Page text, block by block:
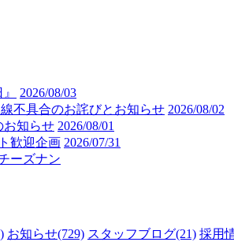
2026/08/03
線不具合のお詫びとお知らせ 2026/08/02
お知らせ 2026/08/01
歓迎企画 2026/07/31
ーズナン
お知らせ(729) スタッフブログ(21) 採用